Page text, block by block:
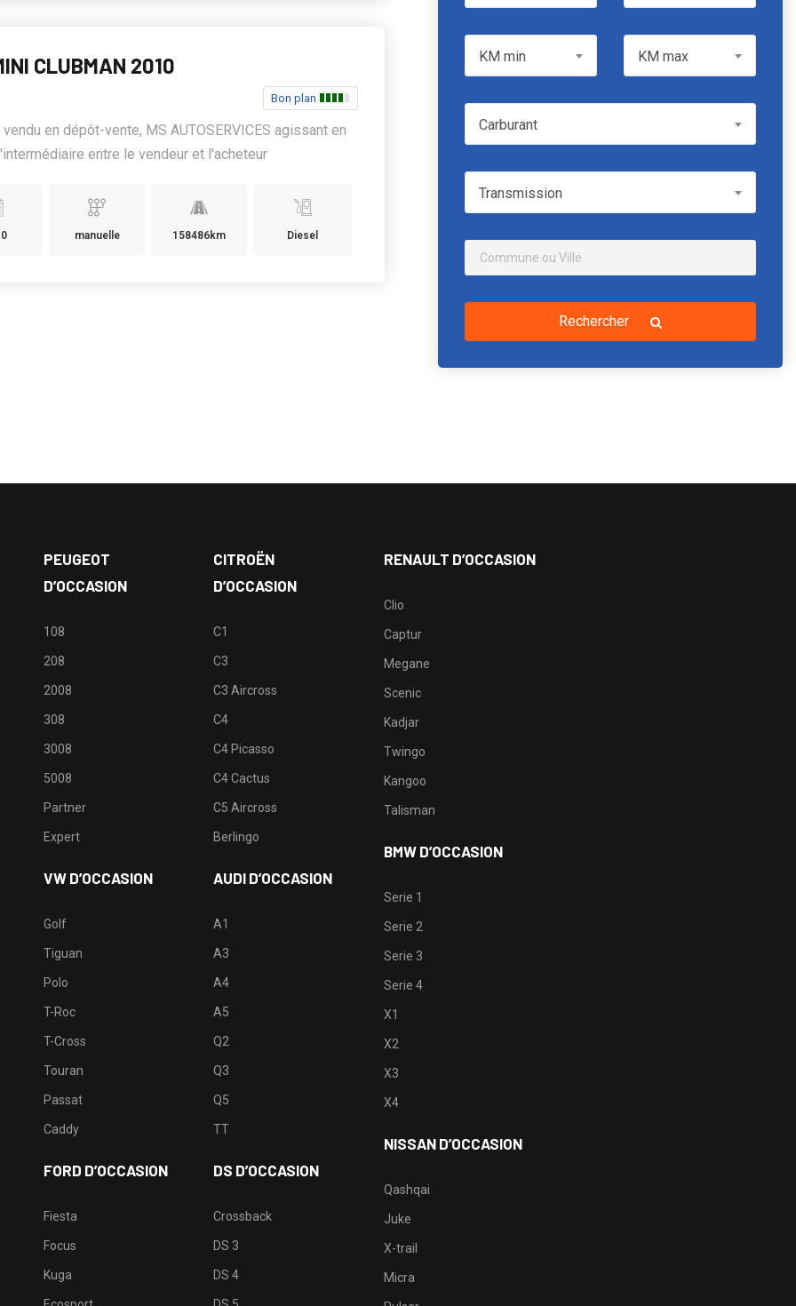
CLUBMAN 2010
Bon plan
en dépôt-vente, MS AUTOSERVICES agissant en
entre le vendeur et l'acheteur
manuelle 158486km Diesel
KM min KM max
CarburantCarburant
TransmissionTransmission
Rechercher
PEUGEOT
D’OCCASION
108
208
2008
308
3008
5008
Partner
Expert
VW D’OCCASION
Golf
Tiguan
Polo
T-Roc
T-Cross
Touran
Passat
Caddy
FORD D’OCCASION
Fiesta
Focus
Kuga
CITROËN
D’OCCASION
C1
C3
C3 Aircross
C4
C4 Picasso
C4 Cactus
C5 Aircross
Berlingo
AUDI D’OCCASION
A1
A3
A4
A5
Q2
Q3
Q5
TT
DS D’OCCASION
Crossback
DS 3
DS 4
RENAULT D’OCCASION
Clio
Captur
Megane
Scenic
Kadjar
Twingo
Kangoo
Talisman
BMW D’OCCASION
Serie 1
Serie 2
Serie 3
Serie 4
X1
X2
X3
X4
NISSAN D’OCCASION
Qashqai
Juke
X-trail
Micra